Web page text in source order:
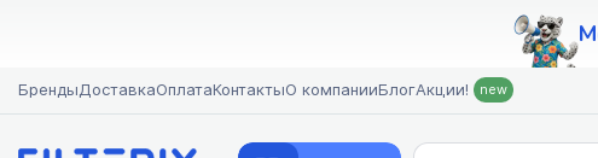
БрендыДоставкаОплатаКонтактыО компанииБлогАкции! new